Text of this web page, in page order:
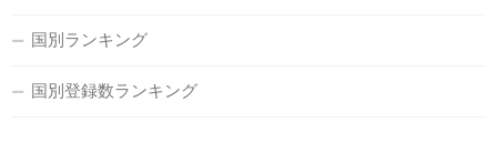
国別ランキング
国別登録数ランキング